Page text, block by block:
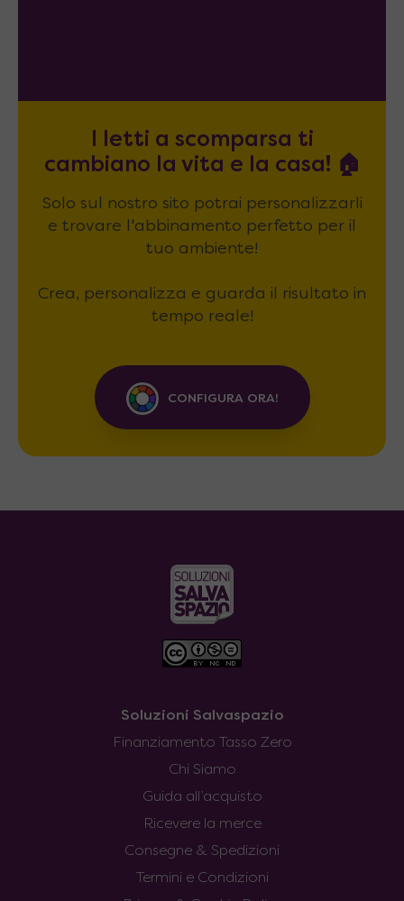
I letti a scomparsa ti
cambiano la vita e la casa! 🏠
Solo sul nostro sito potrai personalizzarli
e trovare l'abbinamento perfetto per il
tuo ambiente!
Crea, personalizza e guarda il risultato in
tempo reale!
CONFIGURA ORA!
Soluzioni Salvaspazio
Finanziamento Tasso Zero
Chi Siamo
Guida all’acquisto
Ricevere la merce
Consegne & Spedizioni
Termini e Condizioni